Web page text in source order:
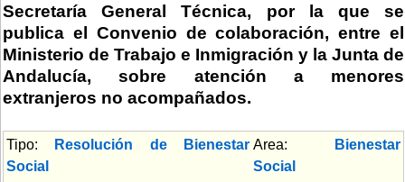
Secretaría General Técnica, por la que se
publica el Convenio de colaboración, entre el
Ministerio de Trabajo e Inmigración y la Junta de
Andalucía, sobre atención a menores
extranjeros no acompañados.
Tipo:
Resolución de Bienestar
Social
Area:
Bienestar
Social